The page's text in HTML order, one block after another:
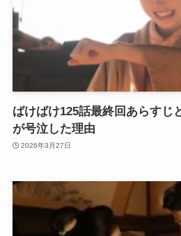
ばけばけ125話最終回あらすじ
が号泣した理由
2026年3月27日